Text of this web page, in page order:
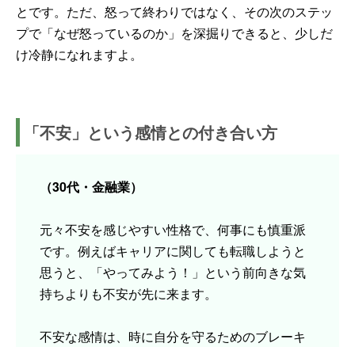
とです。ただ、怒って終わりではなく、その次のステッ
プで「なぜ怒っているのか」を深掘りできると、少しだ
け冷静になれますよ。
「不安」という感情との付き合い方
（30代・金融業）
元々不安を感じやすい性格で、何事にも慎重派
です。例えばキャリアに関しても転職しようと
思うと、「やってみよう！」という前向きな気
持ちよりも不安が先に来ます。
不安な感情は、時に自分を守るためのブレーキ